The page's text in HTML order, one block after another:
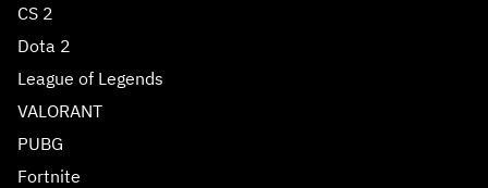
CS 2
Dota 2
League of Legends
VALORANT
PUBG
Fortnite